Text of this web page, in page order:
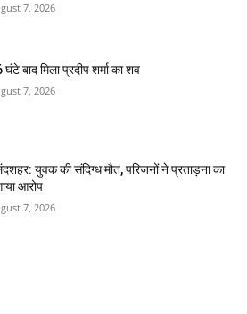
7, 2026
घंटे बाद मिला प्रदीप शर्मा का शव
7, 2026
युवक की संदिग्ध मौत, परिजनों ने प्रताड़ना का
आरोप
7, 2026